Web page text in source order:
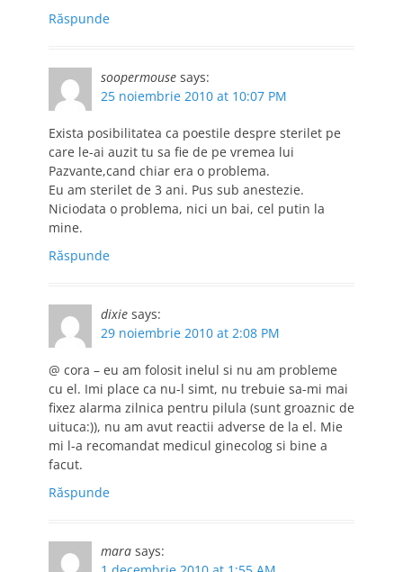
Răspunde
soopermouse says:
25 noiembrie 2010 at 10:07 PM
Exista posibilitatea ca poestile despre sterilet pe
care le-ai auzit tu sa fie de pe vremea lui
Pazvante,cand chiar era o problema.
Eu am sterilet de 3 ani. Pus sub anestezie.
Niciodata o problema, nici un bai, cel putin la
mine.
Răspunde
dixie says:
29 noiembrie 2010 at 2:08 PM
@ cora – eu am folosit inelul si nu am probleme
cu el. Imi place ca nu-l simt, nu trebuie sa-mi mai
fixez alarma zilnica pentru pilula (sunt groaznic de
uituca:)), nu am avut reactii adverse de la el. Mie
mi l-a recomandat medicul ginecolog si bine a
facut.
Răspunde
mara says: